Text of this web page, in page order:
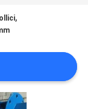
,